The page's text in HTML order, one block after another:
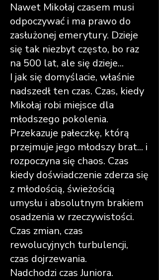
Nawet Mikołaj czasem musi
odpoczywać i ma prawo do
zasłużonej emerytury. Dzieje
się tak niezbyt często, bo raz
na 500 lat, ale się dzieje...
I jak się domyślacie, właśnie
nadszedł ten czas. Czas, kiedy
Mikołaj robi miejsce dla
młodszego pokolenia.
Przekazuje pałeczkę, którą
przejmuje jego młodszy brat... i
rozpoczyna się chaos. Czas
kiedy doświadczenie zderza się
z młodością, świeżością
umysłu i absolutnym brakiem
osadzenia w rzeczywistości.
Czas zmian, czas
rewolucyjnych turbulencji,
czas dojrzewania.
Nadchodzi czas Juniora.